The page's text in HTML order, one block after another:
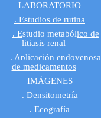
LABORATORIO
Estudios de rutina
Estudio metabólico de
litiasis renal
Aplicación endovenosa
de medicamentos
IMÁGENES
Densitometría
Ecografía